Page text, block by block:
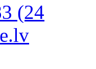
(24